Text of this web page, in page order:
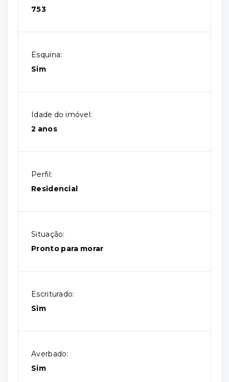
753
Esquina:
Sim
Idade do imóvel:
2 anos
Perfil:
Residencial
Situação:
Pronto para morar
Escriturado:
Sim
Averbado:
Sim